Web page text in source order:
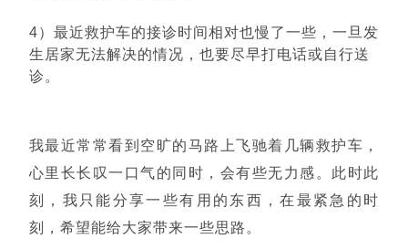
4）最近救护车的接诊时间相对也慢了一些，一旦发
生居家无法解决的情况，也要尽早打电话或自行送
诊。
我最近常常看到空旷的马路上飞驰着几辆救护车，
心里长长叹一口气的同时，会有些无力感。此时此
刻，我只能分享一些有用的东西，在最紧急的时
刻，希望能给大家带来一些思路。